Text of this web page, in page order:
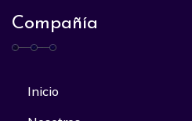
Compañía
Inicio